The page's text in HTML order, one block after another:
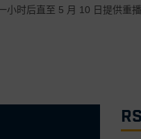
时后直至 5 月 10 日提供重